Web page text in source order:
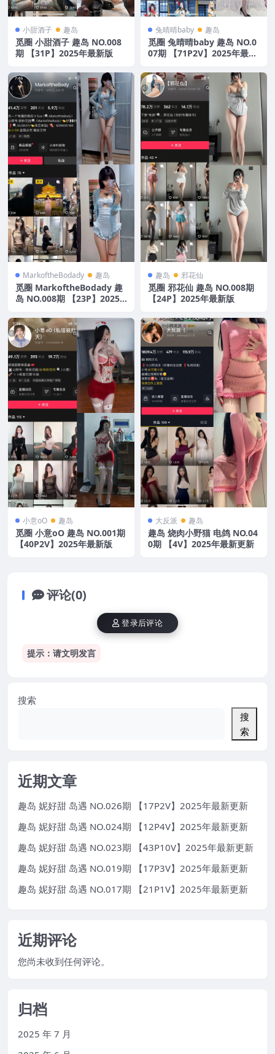
小甜酒子 趣岛
觅圈 小甜酒子 趣岛 NO.008
期 【31P】2025年最新版
兔晴晴baby 趣岛
觅圈 兔晴晴baby 趣岛 NO.0
07期 【71P2V】2025年最新
MarkoftheBodady 趣岛
觅圈 MarkoftheBodady 趣
岛 NO.008期 【23P】2025
趣岛 邪花仙
觅圈 邪花仙 趣岛 NO.008期
【24P】2025年最新版
小意oO 趣岛
觅圈 小意oO 趣岛 NO.001期
【40P2V】2025年最新版
大反派 趣岛
趣岛 烧肉小野猫 电鸽 NO.04
0期 【4V】2025年最新更新
评论(0)
提示：请文明发言
登录后评论
搜索
搜
索
近期文章
趣岛 妮好甜 岛遇 NO.026期 【17P2V】2025年最新更新
趣岛 妮好甜 岛遇 NO.024期 【12P4V】2025年最新更新
趣岛 妮好甜 岛遇 NO.023期 【43P10V】2025年最新更新
趣岛 妮好甜 岛遇 NO.019期 【17P3V】2025年最新更新
趣岛 妮好甜 岛遇 NO.017期 【21P1V】2025年最新更新
近期评论
您尚未收到任何评论。
归档
2025 年 7 月